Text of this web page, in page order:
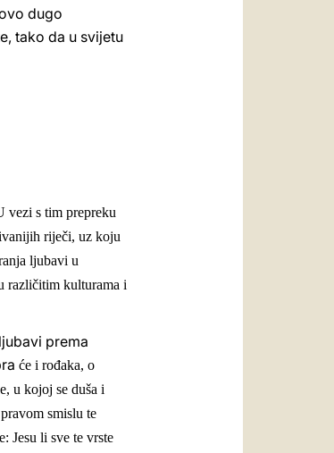
dugo
tako da u svijetu
vezi s tim prepreku
riječi, uz koju
ljubavi u
različitim kulturama i
prema
će i rođaka, o
u kojoj se duša i
smislu te
Jesu li sve te vrste